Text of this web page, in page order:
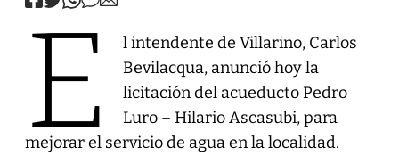
E
l intendente de Villarino, Carlos
Bevilacqua, anunció hoy la
licitación del acueducto Pedro
Luro – Hilario Ascasubi, para
mejorar el servicio de agua en la localidad.